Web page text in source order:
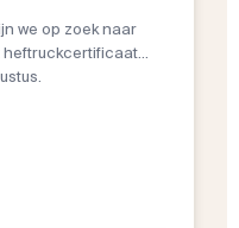
we op zoek naar
heftruckcertificaat